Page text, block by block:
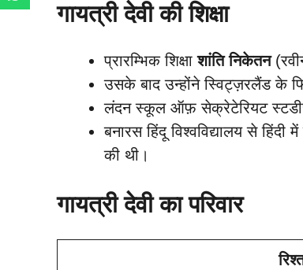
गायत्री देवी की शिक्षा
प्रारम्भिक शिक्षाशांति निकेतन
उसके बाद उन्होंने स्विट्ज़रलैंड के
लंदन स्कूल ऑफ़ सेक्रेटेरियट स्टडीज़
बनारस हिंदू विश्वविद्यालय से
की थी।
गायत्री देवी का परिवार